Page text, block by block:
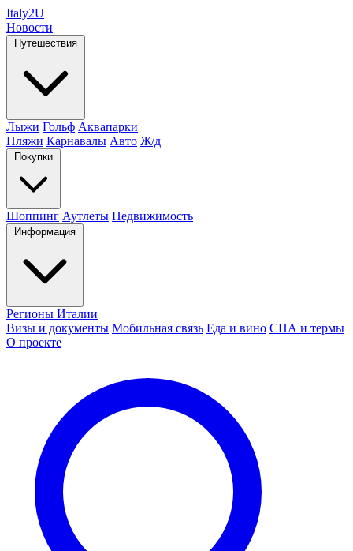
Italy2U
Новости
Путешествия
Лыжи Гольф Аквапарки
Пляжи Карнавалы Авто Ж/д
Покупки
Шоппинг Аутлеты Недвижимость
Информация
Регионы Италии
Визы и документы Мобильная связь Еда и вино СПА и термы
О проекте